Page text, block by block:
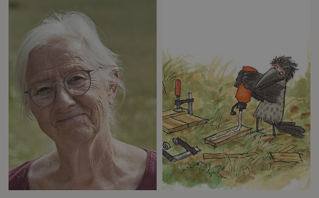
jubileet med en ny pekbok:
Kråkans kläder